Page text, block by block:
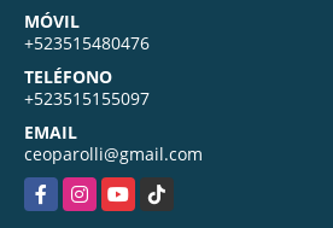
MÓVIL
+523515480476
TELÉFONO
+523515155097
EMAIL
ceoparolli@gmail.com
FacebookInstagramYouTubeTikTok